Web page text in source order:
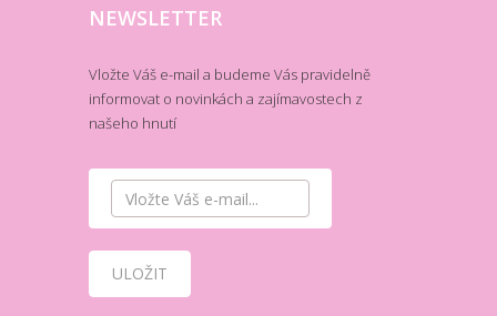
NEWSLETTER
Vložte Váš e-mail a budeme Vás pravidelně
informovat o novinkách a zajímavostech z
našeho hnutí
ULOŽIT